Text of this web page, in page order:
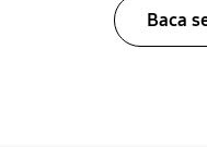
Baca